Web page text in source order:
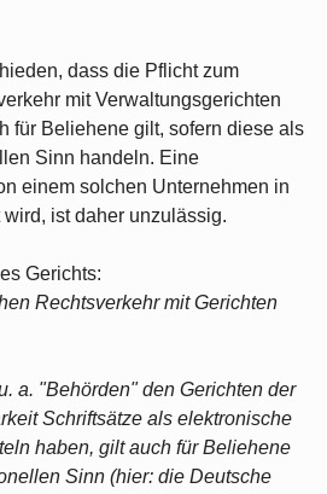
dass die Pflicht zum
mit Verwaltungsgerichten
für Beliehene gilt, sofern diese als
Sinn handeln. Eine
einem solchen Unternehmen in
ist daher unzulässig.
Gerichts:
Rechtsverkehr mit Gerichten
a. "Behörden" den Gerichten der
Schriftsätze als elektronische
haben, gilt auch für Beliehene
Sinn (hier: die Deutsche